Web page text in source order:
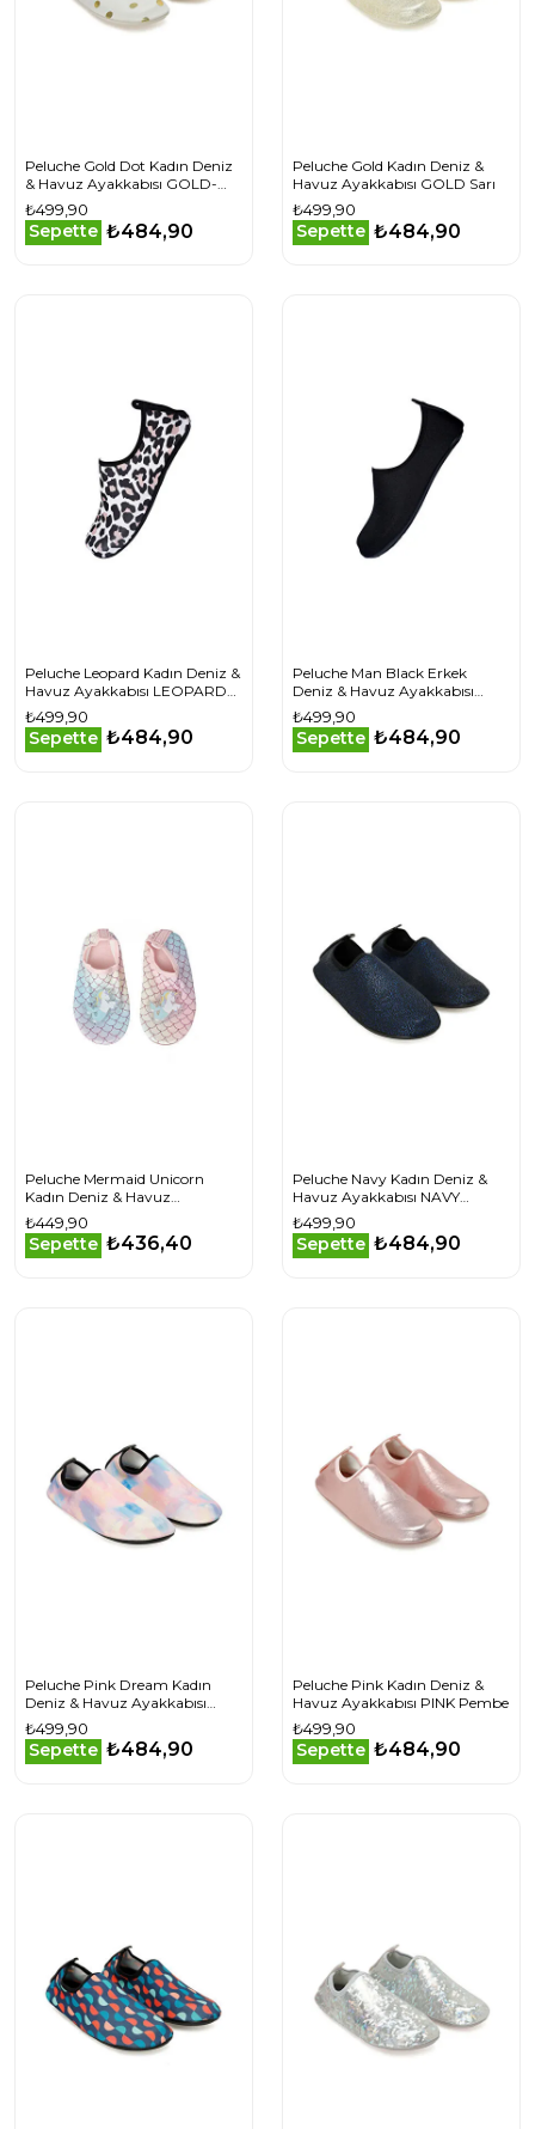
Peluche Gold Dot Kadın Deniz
& Havuz Ayakkabısı GOLD-
DOT Bej
₺499,90
Sepette ₺484,90
Peluche Gold Kadın Deniz &
Havuz Ayakkabısı GOLD Sarı
₺499,90
Sepette ₺484,90
Peluche Leopard Kadın Deniz &
Havuz Ayakkabısı LEOPARD
Bej
₺499,90
Sepette ₺484,90
Peluche Man Black Erkek
Deniz & Havuz Ayakkabısı
MAN-BLACK Siyah
₺499,90
Sepette ₺484,90
Peluche Mermaid Unicorn
Kadın Deniz & Havuz
Ayakkabısı MERMAID-
UNICORN Pembe
₺449,90
Sepette ₺436,40
Peluche Navy Kadın Deniz &
Havuz Ayakkabısı NAVY
Lacivert
₺499,90
Sepette ₺484,90
Peluche Pink Dream Kadın
Deniz & Havuz Ayakkabısı
PINK-DREAM Pembe
₺499,90
Sepette ₺484,90
Peluche Pink Kadın Deniz &
Havuz Ayakkabısı PINK Pembe
₺499,90
Sepette ₺484,90